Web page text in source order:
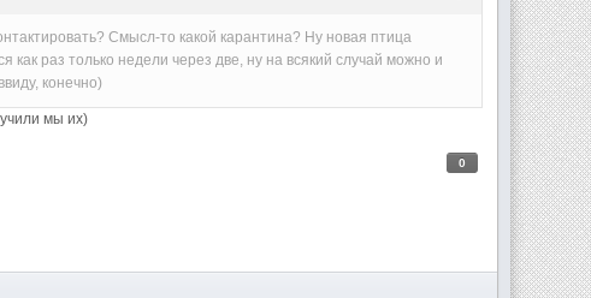
Смысл-то какой карантина? Ну новая птица
как раз только недели через две, ну на всякий случай можно и
конечно)
мы их)
0